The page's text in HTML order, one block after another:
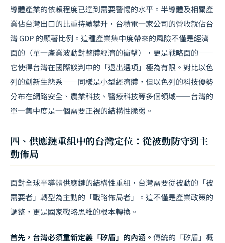
導體產業的依賴程度已達到需要警惕的水平。半導體及相關產
業佔台灣出口的比重持續攀升，台積電一家公司的營收就佔台
灣 GDP 的顯著比例。這種產業集中度帶來的風險不僅是經濟
面的（單一產業波動對整體經濟的衝擊），更是戰略面的——
它使得台灣在國際談判中的「退出選項」極為有限。對比以色
列的創新生態系——同樣是小型經濟體，但以色列的科技優勢
分布在網路安全、農業科技、醫療科技等多個領域——台灣的
單一集中度是一個需要正視的結構性脆弱。
四、供應鏈重組中的台灣定位：從被動防守到主
動佈局
面對全球半導體供應鏈的結構性重組，台灣需要從被動的「被
需要者」轉型為主動的「戰略佈局者」。這不僅是產業政策的
調整，更是國家戰略思維的根本轉換。
首先，台灣必須重新定義「矽盾」的內涵。 傳統的「矽盾」概